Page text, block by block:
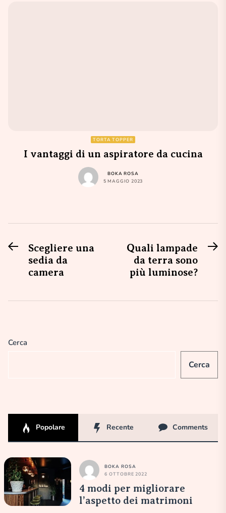
TORTA TOPPER
I vantaggi di un aspiratore da cucina
BOKA ROSA
5 MAGGIO 2023
Navigazione
articoli
PreviousScegliere una
sedia da
camera
Quali lampade
da terra sono
più luminose?
Cerca
Cerca
Popolare Recente Comments
BOKA ROSA
6 OTTOBRE 2022
4 modi per migliorare
l’aspetto dei matrimoni